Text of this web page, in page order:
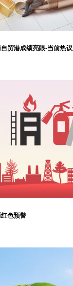
贸港成绩亮眼-当前热议
色预警